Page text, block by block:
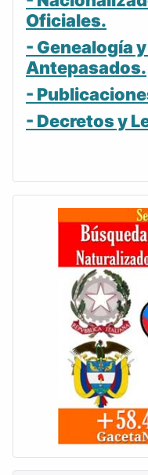
Oficiales.
- Genealogía
Antepasados.
-
- Decretos y